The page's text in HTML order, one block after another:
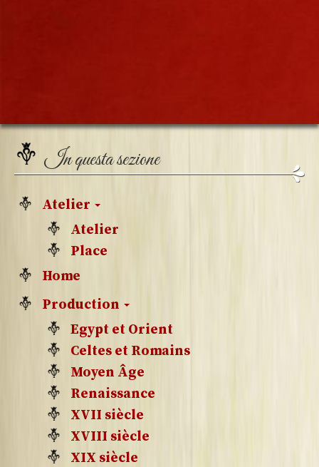
In questa sezione
Atelier
Atelier
Place
Home
Production
Egypt et Orient
Celtes et Romains
Moyen Âge
Renaissance
XVII siècle
XVIII siècle
XIX siècle